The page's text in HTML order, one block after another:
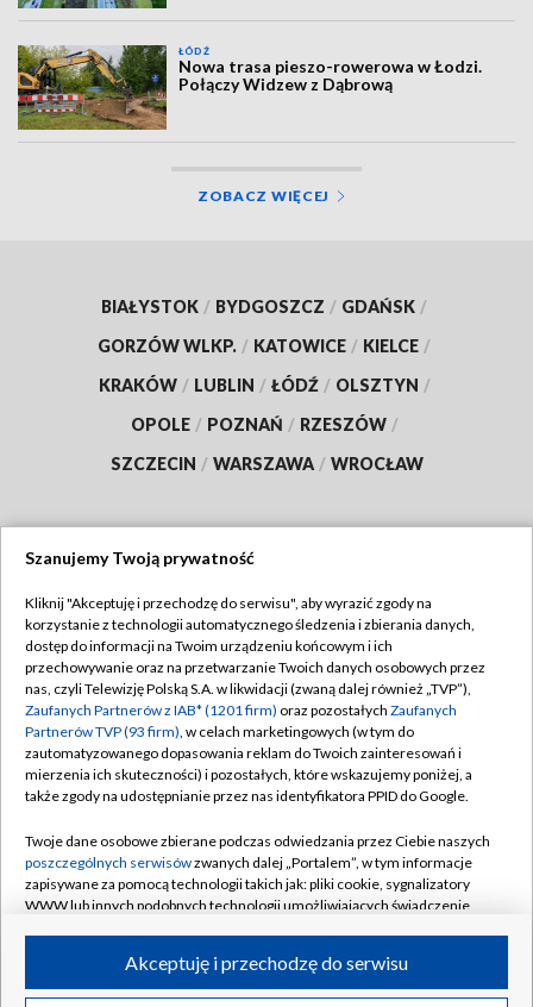
ŁÓDŹ
Nowa trasa pieszo-rowerowa w Łodzi.
Połączy Widzew z Dąbrową
ZOBACZ WIĘCEJ
BIAŁYSTOK / BYDGOSZCZ / GDAŃSK /
GORZÓW WLKP. / KATOWICE / KIELCE /
KRAKÓW / LUBLIN / ŁÓDŹ / OLSZTYN /
OPOLE / POZNAŃ / RZESZÓW /
SZCZECIN / WARSZAWA / WROCŁAW
TVP
Abonament TVP
Emisja w TVP
Centrum informacji TVP
Naziemna Telewizja Cyfrowa
Rada Programowa
System NOS
Informacje o nadawcy
Program dla prasy
Regulamin TVP
Polityka prywatności
Moje zgody
Pomoc
Kontakt
Kanały
©2026 Telewizja Polska S.A. w likwidacji
Szanujemy Twoją prywatność
Kliknij "Akceptuję i przechodzę do serwisu", aby wyrazić zgody na
korzystanie z technologii automatycznego śledzenia i zbierania danych,
dostęp do informacji na Twoim urządzeniu końcowym i ich
przechowywanie oraz na przetwarzanie Twoich danych osobowych przez
nas, czyli Telewizję Polską S.A. w likwidacji (zwaną dalej również „TVP”),
Zaufanych Partnerów z IAB* (1201 firm) oraz pozostałych Zaufanych
Partnerów TVP (93 firm), w celach marketingowych (w tym do
zautomatyzowanego dopasowania reklam do Twoich zainteresowań i
mierzenia ich skuteczności) i pozostałych, które wskazujemy poniżej, a
także zgody na udostępnianie przez nas identyfikatora PPID do Google.
Twoje dane osobowe zbierane podczas odwiedzania przez Ciebie naszych
poszczególnych serwisówzwanych dalej „Portalem”, w tym informacje
zapisywane za pomocą technologii takich jak: pliki cookie, sygnalizatory
WWW lub innych podobnych technologii umożliwiających świadczenie
ruchu w Internecie.Akceptuję i przechodzę do serwisu